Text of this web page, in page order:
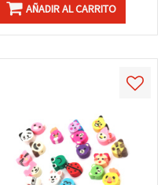
AÑADIR AL CARRITO